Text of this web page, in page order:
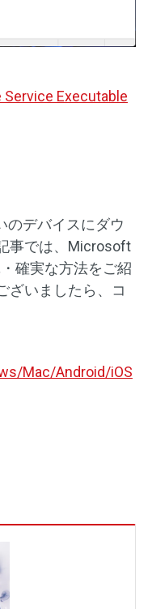
Executable
のデバイスにダウ
事では、Microsoft
確実な方法をご紹
ざいましたら、コ
Mac/Android/iOS